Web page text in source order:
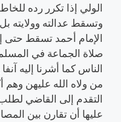
الولي إذا تكرر رده
وتسقط عدالته وولايته
الإمام أحمد تسقط حتى
صلاة الجماعة في
الناس كما أشرنا إليه
من ولاه الله عليهن
التقدم إلى القاضي لطلب
عليها أن تقارن بين